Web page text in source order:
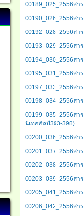
00189_025_2556ส
00190_026_2556ส
00192_028_2556ส
00193_029_2556สา
00194_030_2556สา
00195_031_2556ส
00197_033_2556สา
00198_034_2556สา
00199_035_2556สา
นิเทศศิลป์393-398)
00200_036_2556ส
00201_037_2556สา
00202_038_2556สา
00203_039_2556สา
00205_041_2556สา
00206_042_2556สา